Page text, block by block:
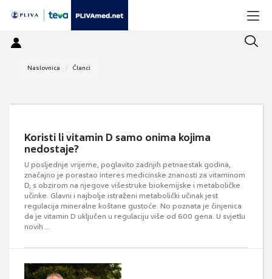
Naslovnica Članci
Koristi li vitamin D samo onima kojima
nedostaje?
U posljednje vrijeme, poglavito zadnjih petnaestak godina,
značajno je porastao interes medicinske znanosti za vitaminom
D, s obzirom na njegove višestruke biokemijske i metaboličke
učinke. Glavni i najbolje istraženi metabolički učinak jest
regulacija mineralne koštane gustoće. No poznata je činjenica
da je vitamin D uključen u regulaciju više od 600 gena. U svjetlu
novih ...